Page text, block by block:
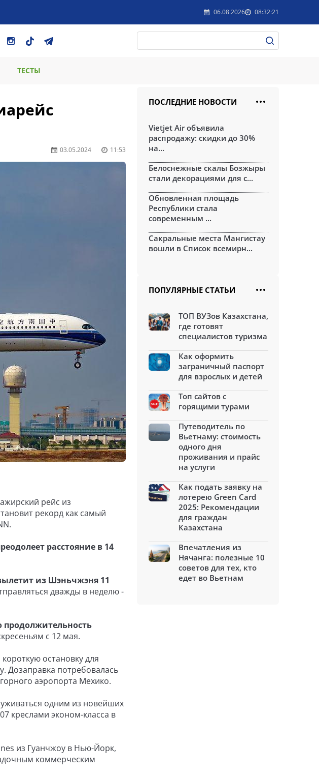
06.08.2026 08:32:21
ТЕСТЫ
03.05.2024 11:53
рейс из
рекорд как самый
расстояние в 14
из Шэньчжэня 11
дважды в неделю -
с 12 мая.
остановку для
Дозаправка потребовалась
аэропорта Мехико.
одним из новейших
креслами эконом-класса в
из Гуанчжоу в Нью-Йорк,
коммерческим
ПОСЛЕДНИЕ НОВОСТИ
Vietjet Air объявила
распродажу: скидки до 30%
на...
Белоснежные скалы Бозжыры
стали декорациями для с...
Обновленная площадь
Республики стала
современным ...
Сакральные места Мангистау
вошли в Список всемирн...
ПОПУЛЯРНЫЕ СТАТЬИ
ТОП ВУЗов Казахстана,
где готовят
специалистов туризма
Как оформить
заграничный паспорт
для взрослых и детей
Топ сайтов с
горящими турами
Путеводитель по
Вьетнаму: стоимость
одного дня
проживания и прайс
на услуги
Как подать заявку на
лотерею Green Card
2025: Рекомендации
для граждан
Казахстана
Впечатления из
Нячанга: полезные 10
советов для тех, кто
едет во Вьетнам